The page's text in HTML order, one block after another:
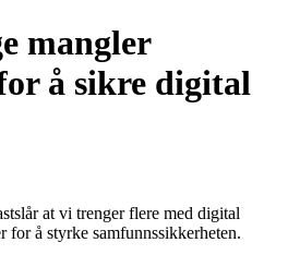
mangler
å sikre digital
at vi trenger flere med digital
for å styrke samfunnssikkerheten.